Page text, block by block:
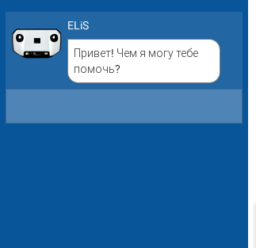
ELiS
Привет! Чем я могу тебе
помочь?